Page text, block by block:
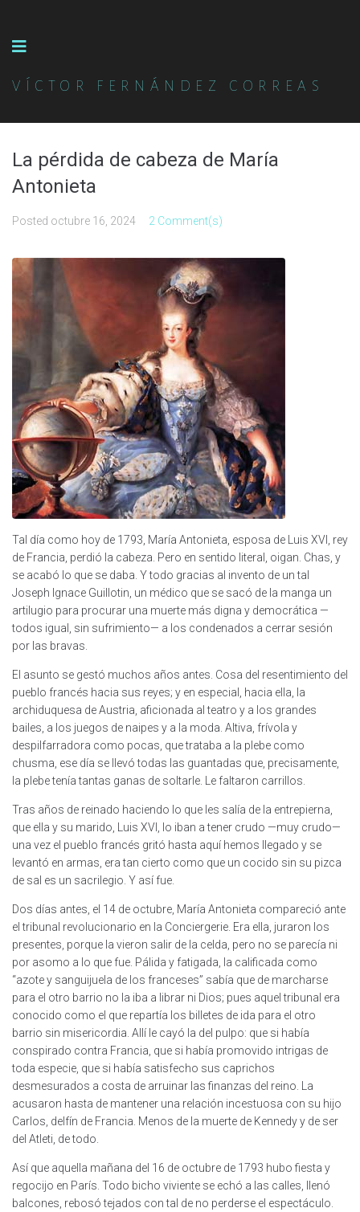
VÍCTOR FERNÁNDEZ CORREAS
La pérdida de cabeza de María
Antonieta
Posted octubre 16, 2024 2 Comment(s)
Tal día como hoy de 1793, María Antonieta, esposa de Luis XVI, rey
de Francia, perdió la cabeza. Pero en sentido literal, oigan. Chas, y
se acabó lo que se daba. Y todo gracias al invento de un tal
Joseph Ignace Guillotin, un médico que se sacó de la manga un
artilugio para procurar una muerte más digna y democrática —
todos igual, sin sufrimiento— a los condenados a cerrar sesión
por las bravas.
El asunto se gestó muchos años antes. Cosa del resentimiento del
pueblo francés hacia sus reyes; y en especial, hacia ella, la
archiduquesa de Austria, aficionada al teatro y a los grandes
bailes, a los juegos de naipes y a la moda. Altiva, frívola y
despilfarradora como pocas, que trataba a la plebe como
chusma, ese día se llevó todas las guantadas que, precisamente,
la plebe tenía tantas ganas de soltarle. Le faltaron carrillos.
Tras años de reinado haciendo lo que les salía de la entrepierna,
que ella y su marido, Luis XVI, lo iban a tener crudo —muy crudo—
una vez el pueblo francés gritó hasta aquí hemos llegado y se
levantó en armas, era tan cierto como que un cocido sin su pizca
de sal es un sacrilegio. Y así fue.
Dos días antes, el 14 de octubre, María Antonieta compareció ante
el tribunal revolucionario en la Conciergerie. Era ella, juraron los
presentes, porque la vieron salir de la celda, pero no se parecía ni
por asomo a lo que fue. Pálida y fatigada, la calificada como
“azote y sanguijuela de los franceses” sabía que de marcharse
para el otro barrio no la iba a librar ni Dios; pues aquel tribunal era
conocido como el que repartía los billetes de ida para el otro
barrio sin misericordia. Allí le cayó la del pulpo: que si había
conspirado contra Francia, que si había promovido intrigas de
toda especie, que si había satisfecho sus caprichos
desmesurados a costa de arruinar las finanzas del reino. La
acusaron hasta de mantener una relación incestuosa con su hijo
Carlos, delfín de Francia. Menos de la muerte de Kennedy y de ser
del Atleti, de todo.
Así que aquella mañana del 16 de octubre de 1793 hubo fiesta y
regocijo en París. Todo bicho viviente se echó a las calles, llenó
balcones, rebosó tejados con tal de no perderse el espectáculo.